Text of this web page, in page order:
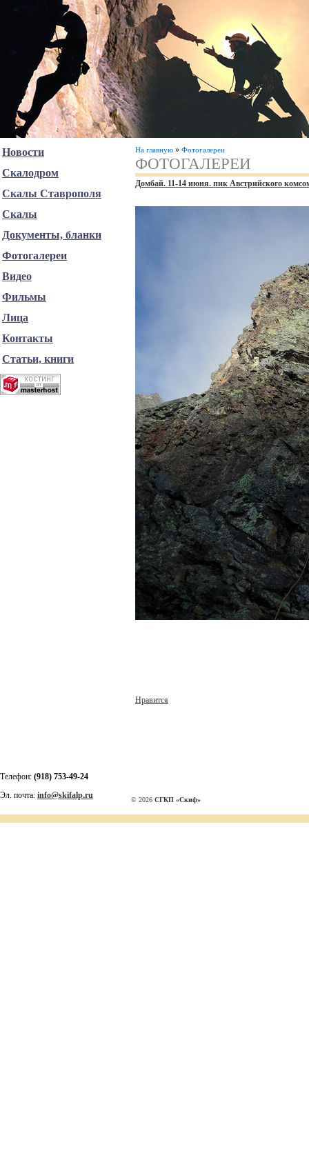
На главную » Фотогалереи
ФОТОГАЛЕРЕИ
Домбай. 11-14 июня. пик Австрийского
Нравится
Новости
Скалодром
Скалы Ставрополя
Скалы
Документы, бланки
Фотогалереи
Видео
Фильмы
Лица
Контакты
Статьи, книги
Телефон: (918) 753-49-24
Эл. почта: info@skifalp.ru © 2026 СГКП «Скиф»